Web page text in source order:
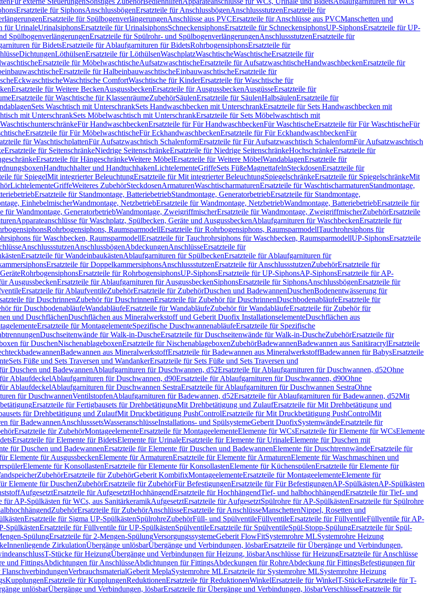
Ersatzteile für SiphonsAnschlussbögenErsatzteile für AnschlussbögenAnschlussstutzenErsatzteile für
Ersatzteile für SpülbogenverlängerungenAnschlüsse aus PVCErsatzteile für Anschlüsse aus PVCManschetten und
für UrinaleUrinalsiphonsErsatzteile für UrinalsiphonsSchneckensiphonsErsatzteile für SchneckensiphonsUP-SiphonsErsatzteile für UP-
SpülbogenverlängerungenErsatzteile für Spülrohr- und SpülbogenverlängerungenAnschlussstutzenErsatzteile für
für BidetsErsatzteile für Ablaufgarnituren für BidetsRohrbogensiphonsErsatzteile für
DichtungenLöthülsenErsatzteile für LöthülsenWaschplatzWaschtischeWaschtischeErsatzteile für
Ersatzteile für MöbelwaschtischeAufsatzwaschtischeErsatzteile für AufsatzwaschtischeHandwaschbeckenErsatzteile für
Ersatzteile für HalbeinbauwaschtischeEinbauwaschtischeErsatzteile für
EckwaschtischeWaschtische ComfortWaschtische für KinderErsatzteile für Waschtische für
Ersatzteile für Weitere BeckenAusgussbeckenErsatzteile für AusgussbeckenAusgüsseErsatzteile für
Ersatzteile für Waschtische für KlassenräumeZubehörSäulenErsatzteile für SäulenHalbsäulenErsatzteile für
Sets Waschtisch mit UnterschrankSets Handwaschbecken mit UnterschrankErsatzteile für Sets Handwaschbecken mit
mit UnterschrankSets Möbelwaschtisch mit UnterschrankErsatzteile für Sets Möbelwaschtisch mit
Für HandwaschbeckenErsatzteile für Für HandwaschbeckenFür WaschtischeErsatzteile für Für WaschtischeFür
Ersatzteile für Für MöbelwaschtischeFür EckhandwaschbeckenErsatzteile für Für EckhandwaschbeckenFür
für WaschtischplattenFür Aufsatzwaschtisch SchalenformErsatzteile für Für Aufsatzwaschtisch SchalenformFür Aufsatzwaschtisch
Ersatzteile für SeitenschränkeNiedrige SeitenschränkeErsatzteile für Niedrige SeitenschränkeHochschränkeErsatzteile für
Ersatzteile für HängeschränkeWeitere MöbelErsatzteile für Weitere MöbelWandablagenErsatzteile für
Handtuchhalter und HandtuchhakenLichtelementeGriffeSets FüßeMagnettafelnSteckdosenErsatzteile für
für SpiegelMit integrierter BeleuchtungErsatzteile für Mit integrierter BeleuchtungSpiegelschränkeErsatzteile für SpiegelschränkeMit
LichtelementeGriffeWeiteres ZubehörSteckdosenArmaturenWaschtischarmaturenErsatzteile für WaschtischarmaturenStandmontage,
Ersatzteile für Standmontage, BatteriebetriebStandmontage, GeneratorbetriebErsatzteile für Standmontage,
EinhebelmischerWandmontage, NetzbetriebErsatzteile für Wandmontage, NetzbetriebWandmontage, BatteriebetriebErsatzteile für
für Wandmontage, GeneratorbetriebWandmontage, ZweigriffmischerErsatzteile für Wandmontage, ZweigriffmischerZubehörErsatzteile
Apparateanschlüsse für Waschplatz, Spülbecken, Geräte und AusgussbeckenAblaufgarnituren für WaschbeckenErsatzteile für
Rohrbogensiphons, RaumsparmodellErsatzteile für Rohrbogensiphons, RaumsparmodellTauchrohrsiphons für
für Waschbecken, RaumsparmodellErsatzteile für Tauchrohrsiphons für Waschbecken, RaumsparmodellUP-SiphonsErsatzteile
AnschlussstutzenAnschlussbögenAbdeckungenAnschlüsseErsatzteile für
Ersatzteile für WandeinbaukästenAblaufgarnituren für SpülbeckenErsatzteile für Ablaufgarnituren für
Ersatzteile für DoppelkammersiphonsAnschlussstutzenErsatzteile für AnschlussstutzenZubehörErsatzteile für
RohrbogensiphonsErsatzteile für RohrbogensiphonsUP-SiphonsErsatzteile für UP-SiphonsAP-SiphonsErsatzteile für AP-
AusgussbeckenErsatzteile für Ablaufgarnituren für AusgussbeckenSiphonsErsatzteile für SiphonsAnschlussbögenErsatzteile für
Ersatzteile für AblaufventileZubehörErsatzteile für ZubehörDuschen und BadewannenDuschenBodenentwässerung für
für DuschrinnenZubehör für DuschrinnenErsatzteile für Zubehör für DuschrinnenDuschbodenabläufeErsatzteile für
für DuschbodenabläufeWandabläufeErsatzteile für WandabläufeZubehör für WandabläufeErsatzteile für Zubehör für
und DuschflächenDuschflächen aus Mineralwerkstoff und Geberit Duofix InstallationselementeDuschflächen aus
Ersatzteile für MontagelementeSpezifische DuschwannenabläufeErsatzteile für Spezifische
Duschseitenwände für Walk-in-DuscheErsatzteile für Duschseitenwände für Walk-in-DuscheZubehörErsatzteile für
für DuschenNischenablageboxenErsatzteile für NischenablageboxenZubehörBadewannenBadewannen aus SanitäracrylErsatzteile
Badewannen aus MineralwerkstoffErsatzteile für Badewannen aus MineralwerkstoffBadewannen für BabysErsatzteile
Sets Füße und Sets Traversen und WandankerErsatzteile für Sets Füße und Sets Traversen und
Duschen und BadewannenAblaufgarnituren für Duschwannen, d52Ersatzteile für Ablaufgarnituren für Duschwannen, d52Ohne
AblaufdeckelAblaufgarnituren für Duschwannen, d90Ersatzteile für Ablaufgarnituren für Duschwannen, d90Ohne
AblaufdeckelAblaufgarnituren für Duschwannen SestraErsatzteile für Ablaufgarnituren für Duschwannen SestraOhne
für DuschwannenVentilstopfenAblaufgarnituren für Badewannen, d52Ersatzteile für Ablaufgarnituren für Badewannen, d52Mit
Ersatzteile für Fertigbausets für DrehbetätigungMit Drehbetätigung und ZulaufErsatzteile für Mit Drehbetätigung und
für Drehbetätigung und ZulaufMit Druckbetätigung PushControlErsatzteile für Mit Druckbetätigung PushControlMit
für BadewannenAnschlusssetsWasseranschlüsseInstallations- und SpülsystemeGeberit DuofixSystemwändeErsatzteile für
Ersatzteile für ZubehörMontageelementeErsatzteile für MontageelementeElemente für WCsErsatzteile für Elemente für WCsElemente
Ersatzteile für Elemente für BidetsElemente für UrinaleErsatzteile für Elemente für UrinaleElemente für Duschen mit
für Duschen und BadewannenErsatzteile für Elemente für Duschen und BadewannenElemente für DuschtrennwändeErsatzteile für
Elemente für AusgussbeckenElemente für ArmaturenErsatzteile für Elemente für ArmaturenElemente für Waschmaschinen und
Elemente für KonsollastenErsatzteile für Elemente für KonsollastenElemente für KüchenspülenErsatzteile für Elemente für
ZubehörErsatzteile für ZubehörGeberit KombifixMontageelementeErsatzteile für MontageelementeElemente für
Elemente für DuschenZubehörErsatzteile für ZubehörFür BefestigungenErsatzteile für Für BefestigungenAP-SpülkästenAP-Spülkästen
AufgesetztErsatzteile für AufgesetztHochhängendErsatzteile für HochhängendTief- und halbhochhängendErsatzteile für Tief- und
für AP-Spülkästen für WCs, aus SanitärkeramikAufgesetztErsatzteile für AufgesetztSpülrohre für AP-SpülkästenErsatzteile für Spülrohre
ZubehörErsatzteile für ZubehörAnschlüsseErsatzteile für AnschlüsseManschettenNippel, Rosetten und
Ersatzteile für Sigma UP-SpülkästenSpülrohreZubehörFüll- und SpülventileFüllventileErsatzteile für FüllventileFüllventile für AP-
SpülkästenErsatzteile für Füllventile für UP-SpülkästenSpülventileErsatzteile für SpülventileSpül-Stopp-SpülungErsatzteile für Spül-
SpülungErsatzteile für 2-Mengen-SpülungVersorgungssystemeGeberit FlowFitSystemrohre MLSystemrohre Heizung
Innenliegende ZirkulationÜbergänge unlösbarÜbergänge und Verbindungen, lösbarErsatzteile für Übergänge und Verbindungen,
T-Stücke für HeizungÜbergänge und Verbindungen für Heizung, lösbarAnschlüsse für HeizungErsatzteile für Anschlüsse
und FittingsAbdichtungen für AnschlüsseAbdichtungen für FittingsAbdeckungen für RohreAbdeckung für FittingsBefestigungen für
FlanschverbindungenVerbrauchsmaterialGeberit MeplaSystemrohre MLErsatzteile für Systemrohre MLSystemrohre Heizung
KupplungenErsatzteile für KupplungenReduktionenErsatzteile für ReduktionenWinkelErsatzteile für WinkelT-StückeErsatzteile für T-
unlösbarÜbergänge und Verbindungen, lösbarErsatzteile für Übergänge und Verbindungen, lösbarVerschlüsseErsatzteile für